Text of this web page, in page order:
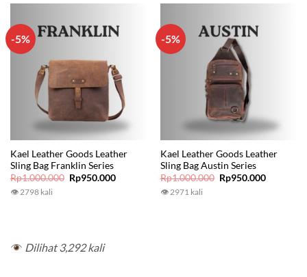
-5%
Kael Leather Goods Leather
Sling Bag Franklin Series
Rp1.000.000 Original
price
Rp950.000Current
👁 2798 kali
-5%
Kael Leather Goods Leather
Sling Bag Austin Series
Rp1.000.000 Original
price
Rp950.000Current
👁 2971 kali
Dilihat 3,292 kali